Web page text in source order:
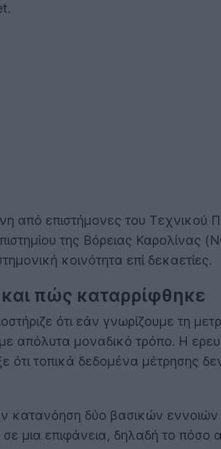
από επιστήμονες του Τεχνικού
της Βόρειας Καρολίνας
κοινότητα επί δεκαετίες.
πώς καταρρίφθηκε
ότι εάν γνωρίζουμε τη
απόλυτα μοναδικό τρόπο. Η
ότι τοπικά δεδομένα μέτρησης
δύο βασικών εννοιών
σε μια επιφάνεια, δηλαδή το